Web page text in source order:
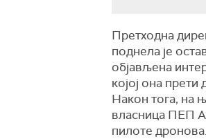
Претходна
поднела је
објављена
којој она
Након тога, на
власница ПЕП
пилоте дронова.